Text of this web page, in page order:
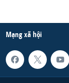
Mạng xã hội